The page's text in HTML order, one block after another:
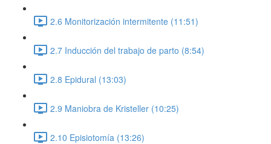
2.6 Monitorización intermitente (11:51)
2.7 Inducción del trabajo de parto (8:54)
2.8 Epidural (13:03)
2.9 Maniobra de Kristeller (10:25)
2.10 Episiotomía (13:26)